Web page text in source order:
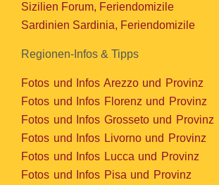
Sizilien Forum, Feriendomizile
Sardinien Sardinia, Feriendomizile
Regionen-Infos & Tipps
Fotos und Infos Arezzo und Provinz
Fotos und Infos Florenz und Provinz
Fotos und Infos Grosseto und Provinz
Fotos und Infos Livorno und Provinz
Fotos und Infos Lucca und Provinz
Fotos und Infos Pisa und Provinz